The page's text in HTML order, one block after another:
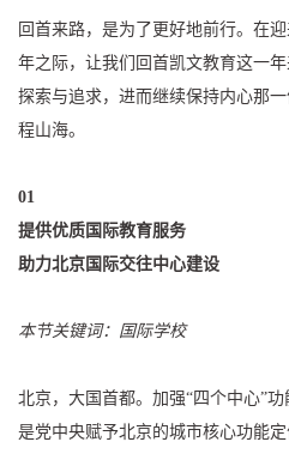
回首来路，是为了更好地前行。在
年之际，让我们回首凯文教育这一
探索与追求，进而继续保持内心那
程山海。
01
提供优质国际教育服务
助力北京国际交往中心建设‍
本节关键词：国际学校
北京，大国首都。加强“四个中心”功
是党中央赋予北京的城市核心功能定